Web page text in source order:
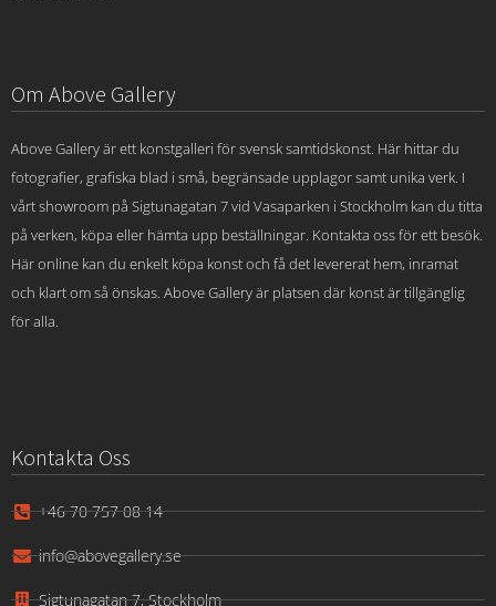
Om Above Gallery
Above Gallery är ett konstgalleri för svensk samtidskonst. Här hittar du
fotografier, grafiska blad i små, begränsade upplagor samt unika verk. I
vårt showroom på Sigtunagatan 7 vid Vasaparken i Stockholm kan du titta
på verken, köpa eller hämta upp beställningar. Kontakta oss för ett besök.
Här online kan du enkelt köpa konst och få det levererat hem, inramat
och klart om så önskas. Above Gallery är platsen där konst är tillgänglig
för alla.
Kontakta Oss
+46 70 757 08 14
info@abovegallery.se
Sigtunagatan 7, Stockholm